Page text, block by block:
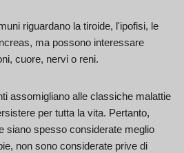
riguardano la tiroide, l'ipofisi, le
ma possono interessare
cuore, nervi o reni.
assomigliano alle classiche malattie
per tutta la vita. Pertanto,
siano spesso considerate meglio
non sono considerate prive di